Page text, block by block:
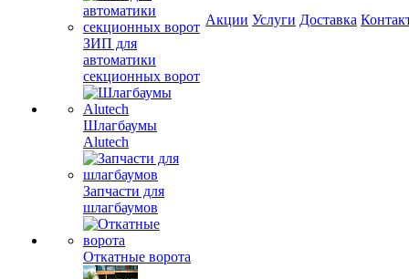
ЗИП для
автоматики
секционных ворот
Шлагбаумы
Alutech
Запчасти для
шлагбаумов
Откатные ворота
Акции Услуги Доставка